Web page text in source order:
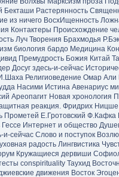
Бекташи Растерянность
из ничего ВосхИщенность
Контактеры Происхождение
Луч Творения Брахмодья
биология бардо Медицина
Премудрость Божия Китай
Досуг здесь-и-сейчас
Религиоведение Омар Али
Насими Истина Авенариус
Ареопагит Новая хронология
реакция. Фридрих Ницше
Прометей Е.Гротовский Ф.Кафка
Гессе Интернет и общество
и-сейчас Слово и поступок
радость Лингвистика
Кружащиеся дервиши
conspirituality Таухид
движения Восток